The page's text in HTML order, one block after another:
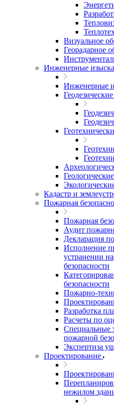
Визуальное
Георадарное
Инженерные
Инженерные
Кадастр и
Пожарная
Пожарная
Аудит
Декларация
Исполнение
устранении
безопасности
безопасности
Пожарно-
Разработка
Расчеты по
Специальные
пожарной
Экспертиза
Проектирование
нежилом